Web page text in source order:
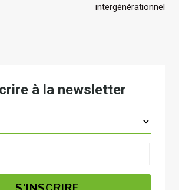
intergénérationnel
à la newsletter